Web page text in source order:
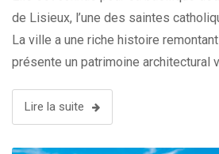
de Lisieux, l’une des saintes
La ville a une riche histoire
présente un patrimoine architectural
Lire la suite